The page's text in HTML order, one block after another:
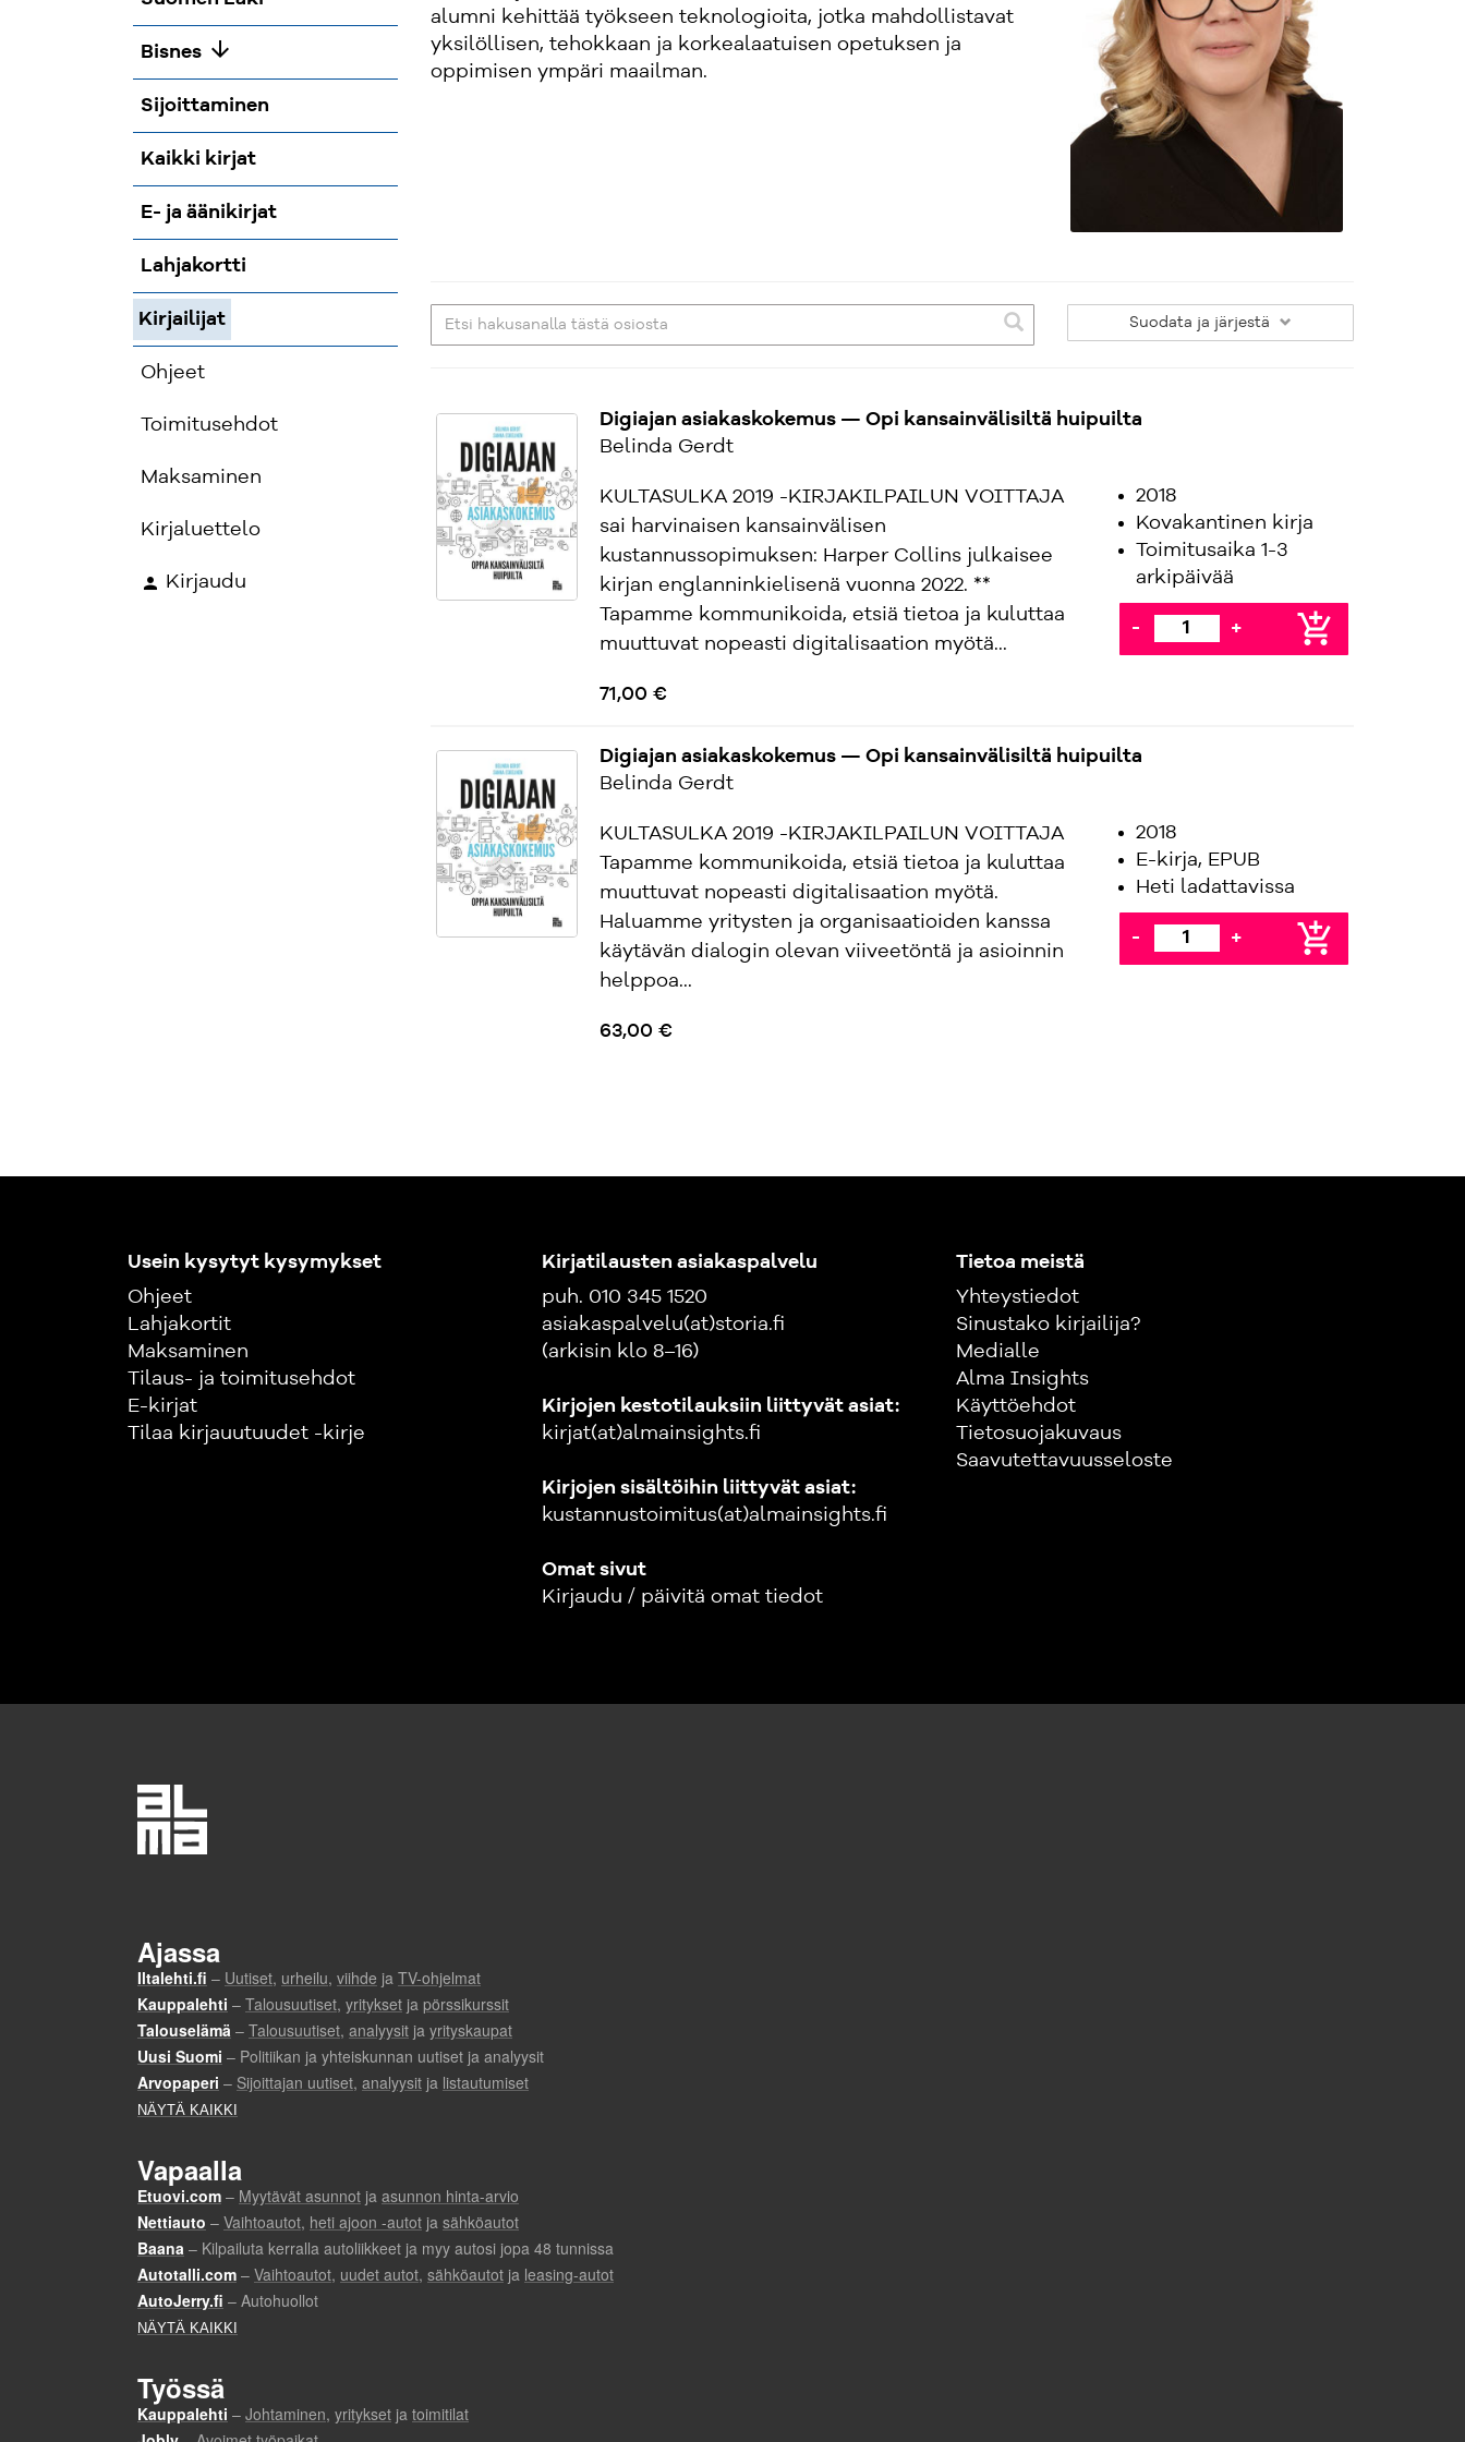
Bisnes arrow_downward
Sijoittaminen
Kaikki kirjat
E- ja äänikirjat
Lahjakortti
Kirjailijat
Ohjeet
Toimitusehdot
Maksaminen
Kirjaluettelo
Kirjaudu
alumni kehittää työkseen teknologioita, jotka mahdollistavat
yksilöllisen, tehokkaan ja korkealaatuisen opetuksen ja
oppimisen ympäri maailman.
Suodata ja järjestä
Digiajan asiakaskokemus — Opi kansainvälisiltä huipuilta
Belinda Gerdt
KULTASULKA 2019 -KIRJAKILPAILUN VOITTAJA
sai harvinaisen kansainvälisen
kustannussopimuksen: Harper Collins julkaisee
kirjan englanninkielisenä vuonna 2022. **
Tapamme kommunikoida, etsiä tietoa ja kuluttaa
muuttuvat nopeasti digitalisaation myötä...
71,00 €
2018
Kovakantinen kirja
Toimitusaika 1-3
arkipäivää
- + add_shopping_cart
Digiajan asiakaskokemus — Opi kansainvälisiltä huipuilta
Belinda Gerdt
KULTASULKA 2019 -KIRJAKILPAILUN VOITTAJA
Tapamme kommunikoida, etsiä tietoa ja kuluttaa
muuttuvat nopeasti digitalisaation myötä.
Haluamme yritysten ja organisaatioiden kanssa
käytävän dialogin olevan viiveetöntä ja asioinnin
helppoa...
63,00 €
2018
E-kirja, EPUB
Heti ladattavissa
- + add_shopping_cart
Usein kysytyt kysymykset
Ohjeet
Lahjakortit
Maksaminen
Tilaus- ja toimitusehdot
E-kirjat
Tilaa kirjauutuudet -kirje
Kirjatilausten asiakaspalvelu
puh. 010 345 1520
asiakaspalvelu(at)storia.fi
(arkisin klo 8–16)
Kirjojen kestotilauksiin liittyvät asiat:
kirjat(at)almainsights.fi
Kirjojen sisältöihin liittyvät asiat:
kustannustoimitus(at)almainsights.fi
Omat sivut
Kirjaudu / päivitä omat tiedot
Tietoa meistä
Yhteystiedot
Sinustako kirjailija?
Medialle
Alma Insights
Käyttöehdot
Tietosuojakuvaus
Saavutettavuusseloste